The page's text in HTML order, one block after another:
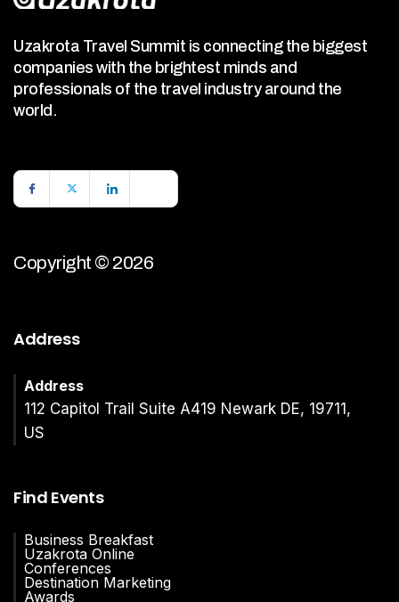
Uzakrota Travel Summit is connecting the biggest
companies with the brightest minds and
professionals of the travel industry around the
world.
Copyright © 2026
Address
Address
112 Capitol Trail Suite A419 Newark DE, 19711,
US
Find Events
Business Breakfast
Uzakrota Online
Conferences
Destination Marketing
Awards